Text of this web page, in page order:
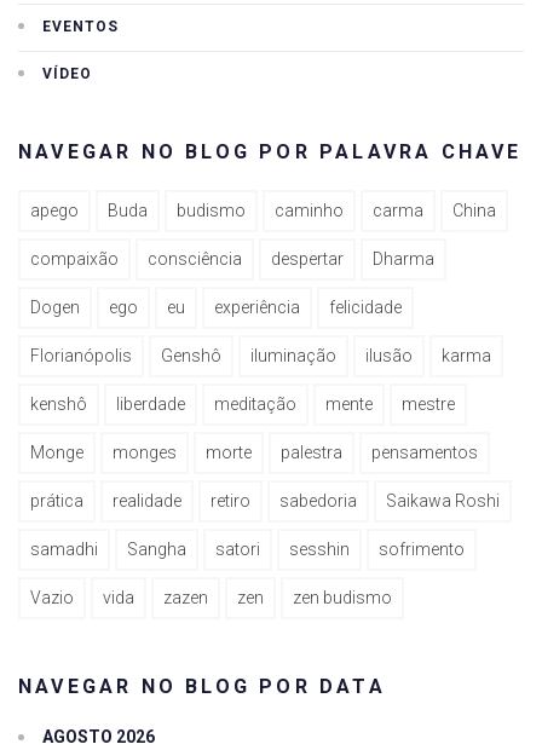
EVENTOS
VÍDEO
NAVEGAR NO BLOG POR PALAVRA CHAVE
apego Buda budismo caminho carma China
compaixão consciência despertar Dharma
Dogen ego eu experiência felicidade
Florianópolis Genshô iluminação ilusão karma
kenshô liberdade meditação mente mestre
Monge monges morte palestra pensamentos
prática realidade retiro sabedoria Saikawa Roshi
samadhi Sangha satori sesshin sofrimento
Vazio vida zazen zen zen budismo
NAVEGAR NO BLOG POR DATA
AGOSTO 2026